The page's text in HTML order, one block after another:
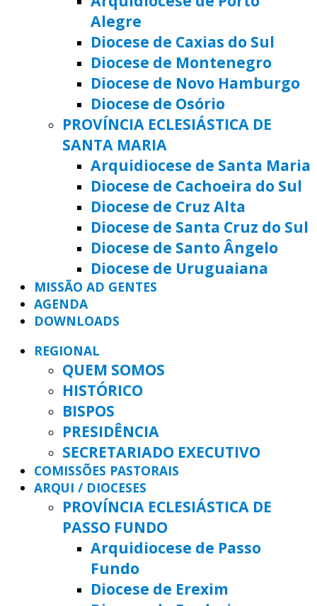
Alegre
Diocese de Caxias do Sul
Diocese de Montenegro
Diocese de Novo Hamburgo
Diocese de Osório
PROVÍNCIA ECLESIÁSTICA DE
SANTA MARIA
Arquidiocese de Santa Maria
Diocese de Cachoeira do Sul
Diocese de Cruz Alta
Diocese de Santa Cruz do Sul
Diocese de Santo Ângelo
Diocese de Uruguaiana
MISSÃO AD GENTES
AGENDA
DOWNLOADS
REGIONAL
QUEM SOMOS
HISTÓRICO
BISPOS
PRESIDÊNCIA
SECRETARIADO EXECUTIVO
COMISSÕES PASTORAIS
ARQUI / DIOCESES
PROVÍNCIA ECLESIÁSTICA DE
PASSO FUNDO
Arquidiocese de Passo
Fundo
Diocese de Erexim